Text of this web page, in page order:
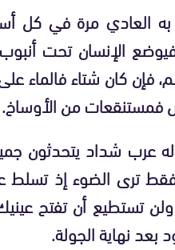
به العادي مرة في
فيوضع الإنسان تحت
كان شتاء فالماء
فمستنقعات من الأوساخ.
عرب شداد يتحدثون
فقط ترى الضوء إذ
ولن تستطيع أن تفتح
نهاية الجولة.